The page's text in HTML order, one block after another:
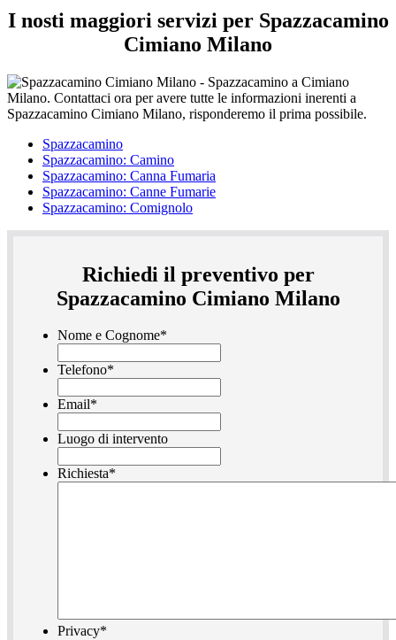
I nosti maggiori servizi per Spazzacamino
Cimiano Milano
Spazzacamino
Spazzacamino: Camino
Spazzacamino: Canna Fumaria
Spazzacamino: Canne Fumarie
Spazzacamino: Comignolo
Richiedi il preventivo per
Spazzacamino Cimiano Milano
Nome e Cognome*
Telefono*
Email*
Luogo di intervento
Richiesta*
Privacy*